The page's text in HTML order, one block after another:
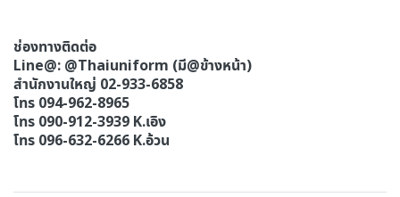
ช่องทางติดต่อ
Line@: @Thaiuniform (มี@ข้างหน้า)
สํานักงานใหญ่ 02-933-6858
โทร 094-962-8965
โทร 090-912-3939 K.เอิง
โทร 096-632-6266 K.อ้วน